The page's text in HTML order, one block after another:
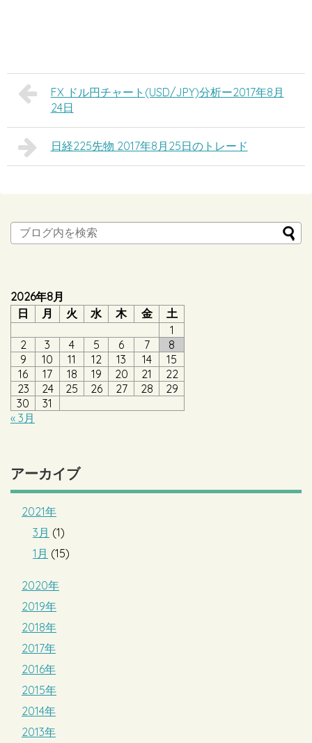
FX ドル円チャート(USD/JPY)分析ー2017年8月
24日
日経225先物 2017年8月25日のトレード
2026年8月
日
月 火 水 木 金
土
1
2
3 4 5 6 7
8
9
10 11 12 13 14
15
16
17 18 19 20 21
22
23
24 25 26 27 28
29
30
31
« 3月
アーカイブ
2021年
3月 (1)
1月 (15)
2020年
2019年
2018年
2017年
2016年
2015年
2014年
2013年